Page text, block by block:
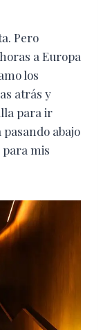
Pero
a Europa
los
atrás y
para ir
abajo
para mis